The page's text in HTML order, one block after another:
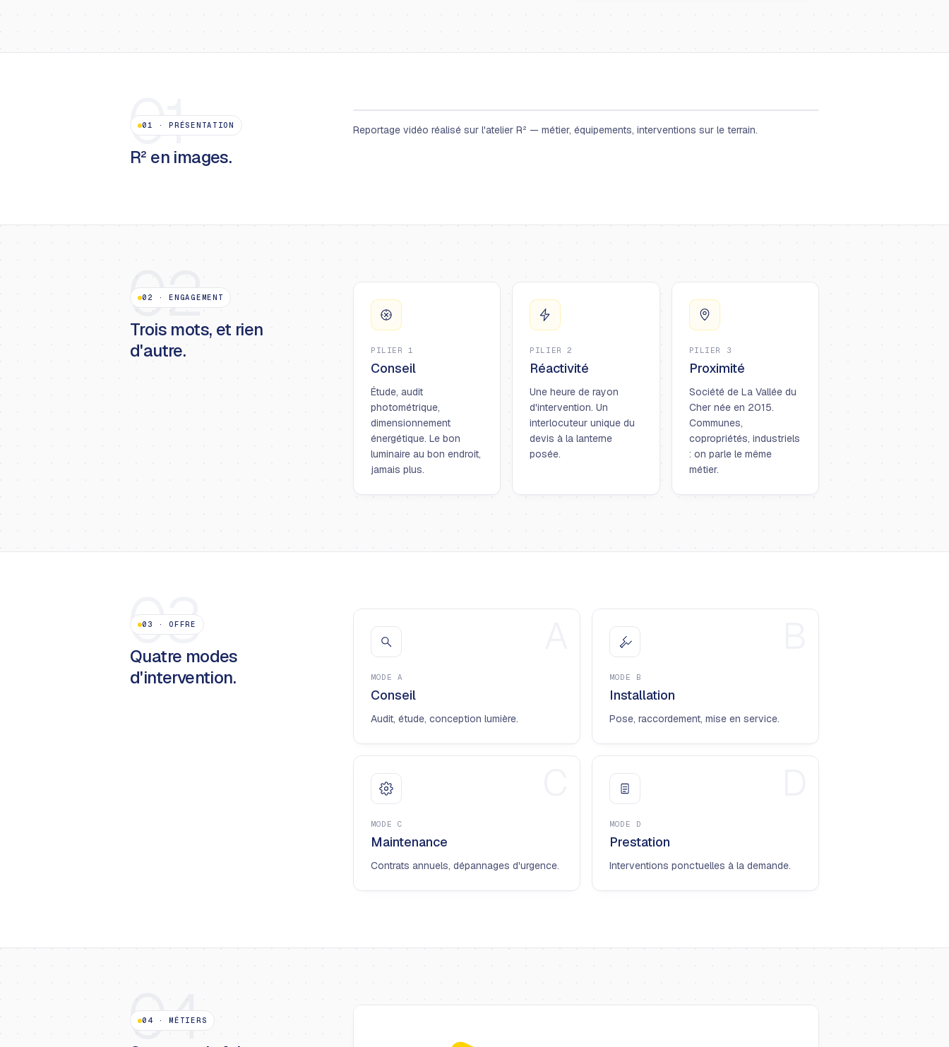
01
01 ·PRÉSENTATION
R² en images.
Reportage vidéo réalisé sur l'atelier R² — métier, équipements, interventions sur le terrain.
02
02 ·ENGAGEMENT
Trois mots, et rien
d'autre.
PILIER 1
Conseil
Étude, audit
photométrique,
dimensionnement
énergétique. Le bon
luminaire au bon endroit,
jamais plus.
PILIER 2
Réactivité
Une heure de rayon
d'intervention. Un
interlocuteur unique du
devis à la lanterne
posée.
PILIER 3
Proximité
Société de La Vallée du
Cher née en 2015.
Communes,
copropriétés, industriels
: on parle le même
métier.
03
03 ·OFFRE
Quatre modes
d'intervention.
MODE A
Conseil
Audit, étude, conception lumière.
MODE B
Installation
Pose, raccordement, mise en service.
MODE C
Maintenance
Contrats annuels, dépannages d'urgence.
MODE D
Prestation
Interventions ponctuelles à la demande.
04
04 ·MÉTIERS